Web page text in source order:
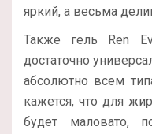
яркий, а весьма
Также гель Ren
достаточно
абсолютно всем
кажется, что для
будет маловато,